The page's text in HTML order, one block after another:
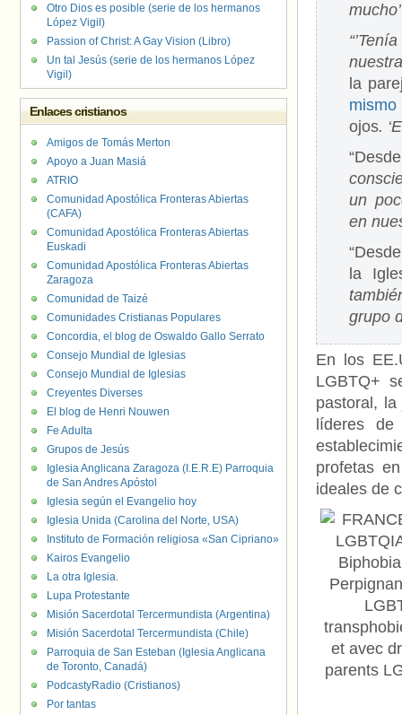
la
ojos.
un
en
la
grupo
En los
LGBTQ+
pastoral,
líderes
profetas
ideales de
Otro Dios es posible (serie de los hermanos
López Vigil)
Passion of Christ: A Gay Vision (Libro)
Un tal Jesús (serie de los hermanos López
Vigil)
Enlaces cristianos
Amigos de Tomás Merton
Apoyo a Juan Masiá
ATRIO
Comunidad Apostólica Fronteras Abiertas
(CAFA)
Comunidad Apostólica Fronteras Abiertas
Euskadi
Comunidad Apostólica Fronteras Abiertas
Zaragoza
Comunidad de Taizé
Comunidades Cristianas Populares
Concordia, el blog de Oswaldo Gallo Serrato
Consejo Mundial de Iglesias
Consejo Mundial de Iglesias
Creyentes Diverses
El blog de Henri Nouwen
Fe Adulta
Grupos de Jesús
Iglesia Anglicana Zaragoza (I.E.R.E) Parroquia
de San Andres Apóstol
Iglesia según el Evangelio hoy
Iglesia Unida (Carolina del Norte, USA)
Instituto de Formación religiosa «San Cipriano»
Kairos Evangelio
La otra Iglesia.
Lupa Protestante
Misión Sacerdotal Tercermundista (Argentina)
Misión Sacerdotal Tercermundista (Chile)
Parroquia de San Esteban (Iglesia Anglicana
de Toronto, Canadá)
PodcastyRadio (Cristianos)
Por tantas